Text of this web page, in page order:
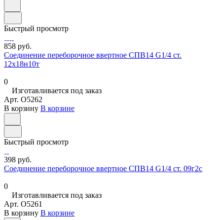
Быстрый просмотр
858 руб.
Соединение переборочное ввертное СПВ14 G1/4 ст.
12х18н10т
0
Изготавливается под заказ
Арт. O5262
В корзину В корзине
Быстрый просмотр
398 руб.
Соединение переборочное ввертное СПВ14 G1/4 ст. 09г2с
0
Изготавливается под заказ
Арт. O5261
В корзину В корзине